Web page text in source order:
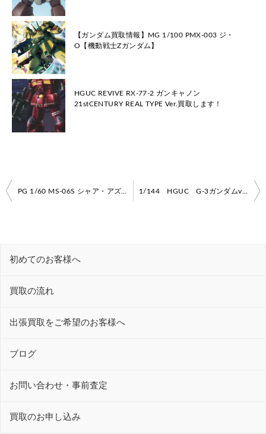
【ガンダム買取情報】MG 1/100 PMX-003 ジ・
O【機動戦士Zガンダム】
HGUC REVIVE RX-77-2 ガンキャノン
21stCENTURY REAL TYPE Ver.買取します！
投
ゲ
ー
ョ
PG 1/60 MS-06S シャア・アズナブル専用 ザクII 買取いたします！ 1/144 HGUC G-3ガンダムvsシャア専用リックドム買取いたします！
初めてのお客様へ
買取の流れ
出張買取をご希望のお客様へ
ブログ
お問い合わせ・事前査定
買取のお申し込み